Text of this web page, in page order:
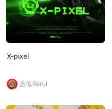
X-pixel
态似RenJ